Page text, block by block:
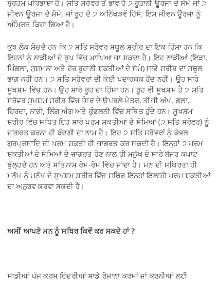
ਬ੍ਰਹਮ ਪਰਿਭਾਸ਼ਾ ਹੈ। ਸਤਿ ਸਰੋਵਰ ਤੋਂ ਭਾਵ ਹੈ ੭ ਰੂਹਾਨੀ ਉੂਰਜਾ ਦੇ ਸੋਮੇ ਜਾਂ ੭
ਜੀਵਨ ਉੂਰਜਾ ਦੇ ਸੋਮੇ, ਜਾਂ ਰੂਹ ਦੇ ੭ ਅਨਿੱਖੜਵੇਂ ਹਿੱਸੇ, ਇਸ ਜੀਵਨ ਉੂਰਜਾ ਨੂੰ
ਅੰਮ੍ਰਿਤ ਕਿਹਾ ਗਿਆ ਹੈ।
ਕੁਝ ਲੋਕ ਸੋਚਦੇ ਹਨ ਕਿ ੭ ਸਤਿ ਸਰੋਵਰ ਸਥੂਲ ਸ਼ਰੀਰ ਦਾ ਇਕ ਹਿੱਸਾ ਹਨ ਕਿ
ਇਹਨਾਂ ਨੂੰ ਨਾੜੀਆਂ ਦੇ ਰੂਪ ਵਿੱਚ ਮਾਪਿਆ ਜਾ ਸਕਦਾ ਹੈ। ਇਹ ਨਾੜੀਆਂ (ਇੜਾ,
ਪਿੰਗਲਾ, ਸੁਸ਼ਮਨਾ ਅਤੇ ਹੋਰ ਰੂਹਾਨੀ ਸ਼ਕਤੀਆਂ ਦੇ ਸੋਮੇ) ਸਾਡੇ ਸ਼ਰੀਰ ਦਾ ਸਥੂਲ
ਭਾਗ ਨਹੀਂ ਹਨ। ੭ ਸਤਿ ਸਰੋਵਰਾਂ ਦੀ ਕੋਈ ਪਦਾਰਥਕ ਹੋਂਦ ਨਹੀਂ। ਉਹ ਸਾਰੇ
ਸੂਖਸ਼ਮ ਵਿੱਚ ਹਨ। ਉਹ ਸਾਰੇ ਰੂਹ ਦਾ ਹਿੱਸਾ ਹਨ। ਰੂਹ ਵੀ ਸੂਖਸ਼ਮ ਹੈ ੭ ਸਤਿ
ਸਰੋਵਰ ਸੂਖਸ਼ਮ ਸ਼ਰੀਰ ਵਿੱਚ ਸਿਰ ਦੇ ਉਪਰਲੇ ਖੇਤਰ, ਤੀਜੀ ਅੱਖ, ਗਲਾ,
ਹਿਰਦਾ, ਨਾਭੀ, ਲਿੰਗ ਅੰਗ ਅਤੇ ਕੁੰਡਲਨੀ ਵਿੱਚ ਸਥਿਤ ਹੁੰਦੇ ਹਨ। ਸੂਖਸ਼ਮ
ਸ਼ਰੀਰ ਵਿੱਚ ਸਥਿਤ ਇਹ ਸਾਰੇ ਪਰਮ ਸ਼ਕਤੀਆਂ ਦੇ ਸੋਮਿਆਂ (੭ ਸਤਿ ਸਰੋਵਰ) ਨੂੰ
ਜਾਗਰਤ ਕਰਨਾ ਹੀ ਬੰਦਗੀ ਦਾ ਨਾਮ ਹੈ। ਇਹ ੭ ਸਤਿ ਸਰੋਵਰਾਂ ਨੂੰ ਕੇਵਲ
ਗੁਰਪ੍ਰਸਾਦਿ ਦੀ ਪਰਮ ਸ਼ਕਤੀ ਹੀ ਜਾਗਰਤ ਕਰ ਸਕਦੀ ਹੈ। ਇਨ੍ਹਾਂ ੭ ਪਰਮ
ਸ਼ਕਤੀਆਂ ਦੇ ਸੋਮਿਆਂ ਦੇ ਜਾਗਰਤ ਹੋਣ ਨਾਲ ਹੀ ਮਨੁੱਖ ਦੇ ਸਾਰੇ ਬੱਜਰ ਕਪਾਟ
ਖੁੱਲ੍ਹਦੇ ਹਨ ਅਤੇ ਸਤਿਨਾਮ ਰੋਮ-ਰੋਮ ਵਿੱਚ ਜਾਂਦਾ ਹੈ। ਮਨ ਦੀ ਸਥਿਰਤਾ ਹੀ
ਮਨੁੱਖ ਨੂੰ ਮਨੁੱਖ ਦੇ ਸੂਖਸ਼ਮ ਸ਼ਰੀਰ ਵਿੱਚ ਸਥਿਰ ਇਨ੍ਹਾਂ ਇਲਾਹੀ ਪਰਮ ਸ਼ਕਤੀਆਂ
ਦਾ ਅਨੁਭਵ ਕਰਵਾ ਸਕਦੀ ਹੈ।
ਅਸੀਂ ਆਪਣੇ ਮਨ ਨੂੰ ਸਥਿਰ ਕਿਵੇਂ ਕਰ ਸਕਦੇ ਹਾਂ ?
ਸਾਡੀਆਂ ਪੰਜ ਕਰਮ ਇੰਦਰੀਆਂ ਸਾਡੇ ਰੋਜ਼ਾਨਾ ਕਰਮਾਂ ਜਾਂ ਕਰਨੀਆਂ ਲਈ